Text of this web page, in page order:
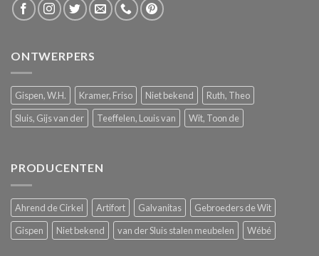
ONTWERPERS
Gispen, W.H. Kramer, Friso Niet bekend
Ruth, Theo
Sluis, Gijs van der
Teeffelen, Louis van Wit, Toon de
PRODUCENTEN
Ahrend de Cirkel Artifort Galvanitas
Gebroeders de Wit
Gispen
Niet bekend van der Sluis stalen meubelen Wébé